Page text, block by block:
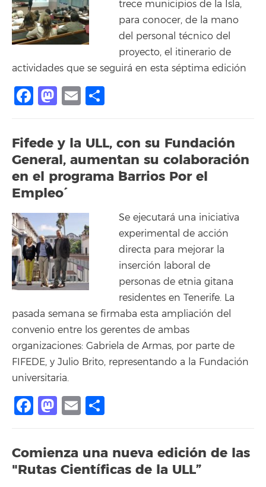
trece municipios de la Isla,
para conocer, de la mano
del personal técnico del
proyecto, el itinerario de
actividades que se seguirá en esta séptima edición
Facebook
Mastodon
Email
Fifede y la ULL, con su Fundación
General, aumentan su colaboración
en el programa `Barrios Por el
Empleo´
Se ejecutará una iniciativa
experimental de acción
directa para mejorar la
inserción laboral de
personas de etnia gitana
residentes en Tenerife. La
pasada semana se firmaba esta ampliación del
convenio entre los gerentes de ambas
organizaciones: Gabriela de Armas, por parte de
FIFEDE, y Julio Brito, representando a la Fundación
universitaria.
Facebook
Mastodon
Email
Comienza una nueva edición de las
"Rutas Científicas de la ULL”